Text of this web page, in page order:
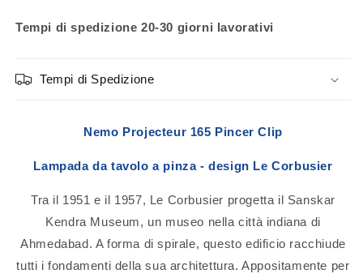
Tempi di spedizione 20-30 giorni lavorativi
Tempi di Spedizione
Nemo Projecteur 165 Pincer Clip
Lampada da tavolo a pinza - design Le Corbusier
Tra il 1951 e il 1957, Le Corbusier progetta il Sanskar
Kendra Museum, un museo nella città indiana di
Ahmedabad. A forma di spirale, questo edificio racchiude
tutti i fondamenti della sua architettura. Appositamente per